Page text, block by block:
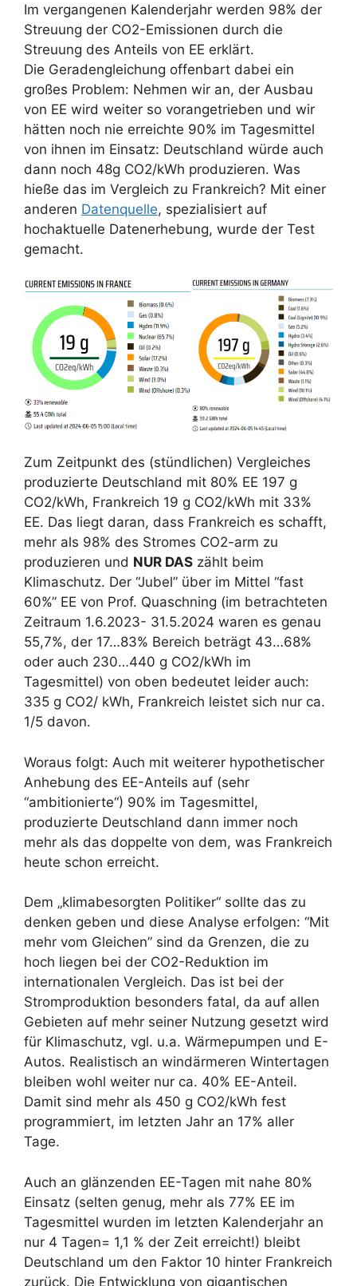
Im vergangenen Kalenderjahr werden 98% der
Streuung der CO2-Emissionen durch die
Streuung des Anteils von EE erklärt.
Die Geradengleichung offenbart dabei ein
großes Problem: Nehmen wir an, der Ausbau
von EE wird weiter so vorangetrieben und wir
hätten noch nie erreichte 90% im Tagesmittel
von ihnen im Einsatz: Deutschland würde auch
dann noch 48g CO2/kWh produzieren. Was
hieße das im Vergleich zu Frankreich? Mit einer
anderen Datenquelle, spezialisiert auf
hochaktuelle Datenerhebung, wurde der Test
gemacht.
Zum Zeitpunkt des (stündlichen) Vergleiches
produzierte Deutschland mit 80% EE 197 g
CO2/kWh, Frankreich 19 g CO2/kWh mit 33%
EE. Das liegt daran, dass Frankreich es schafft,
mehr als 98% des Stromes CO2-arm zu
produzieren und NUR DAS zählt beim
Klimaschutz. Der “Jubel” über im Mittel “fast
60%” EE von Prof. Quaschning (im betrachteten
Zeitraum 1.6.2023- 31.5.2024 waren es genau
55,7%, der 17…83% Bereich beträgt 43…68%
oder auch 230…440 g CO2/kWh im
Tagesmittel) von oben bedeutet leider auch:
335 g CO2/ kWh, Frankreich leistet sich nur ca.
1/5 davon.
Woraus folgt: Auch mit weiterer hypothetischer
Anhebung des EE-Anteils auf (sehr
“ambitionierte“) 90% im Tagesmittel,
produzierte Deutschland dann immer noch
mehr als das doppelte von dem, was Frankreich
heute schon erreicht.
Dem „klimabesorgten Politiker“ sollte das zu
denken geben und diese Analyse erfolgen: “Mit
mehr vom Gleichen” sind da Grenzen, die zu
hoch liegen bei der CO2-Reduktion im
internationalen Vergleich. Das ist bei der
Stromproduktion besonders fatal, da auf allen
Gebieten auf mehr seiner Nutzung gesetzt wird
für Klimaschutz, vgl. u.a. Wärmepumpen und E-
Autos. Realistisch an windärmeren Wintertagen
bleiben wohl weiter nur ca. 40% EE-Anteil.
Damit sind mehr als 450 g CO2/kWh fest
programmiert, im letzten Jahr an 17% aller
Tage.
Auch an glänzenden EE-Tagen mit nahe 80%
Einsatz (selten genug, mehr als 77% EE im
Tagesmittel wurden im letzten Kalenderjahr an
nur 4 Tagen= 1,1 % der Zeit erreicht!) bleibt
Deutschland um den Faktor 10 hinter Frankreich
zurück. Die Entwicklung von gigantischen